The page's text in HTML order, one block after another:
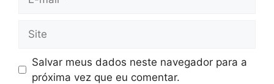
mail
Salvar meus dados neste navegador para a
próxima vez que eu comentar.